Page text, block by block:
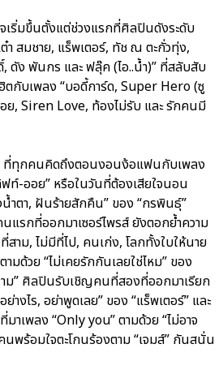
เริ่มขึ้นตั้งแต่ช่วงแรกที่ศิลปินดังระดับ
า สมชาย, แร็พเตอร์, ทัช ณ ตะกั่วทุ่ง,
ดัง พันกร และ ฟลุ๊ค (ไอ..น้ำ)” ที่สลับสับ
ตกับเพลง “บอดี้การ์ด, Super Hero (ซู
ย, Siren Love, ท้องไม่รับ และ รักคนมี
ที่ทุกคนคิดถึงตอนงอนง้อแฟนกับเพลง
ท์-ออย” หรือในวันที่ต้องเสียใจนอน
ำตา, ฝันร้ายสักคืน” ของ “กรพินธุ์”
รกที่ออกมาเซอร์ไพรส์ ยังตอกย้ำความ
สาม, ไม่มีที่ไป, คนเก่ง, โลกทั้งใบให้นาย
ามด้วย “ไม่เคยรักกันเลยใช่ไหม” ของ
ม” ศิลปินรับเชิญคนที่สองที่ออกมาเรียก
างไร, อย่าพูดเลย” ของ “แร็พเตอร์” และ
าเพลง “Only you” ตามด้วย “ไม่อาจ
พร้อมใจตะโกนร้องตาม “เจมส์” กันสนั่น